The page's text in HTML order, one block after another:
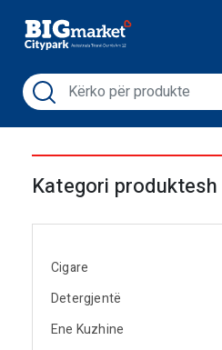
Kategori produktesh
Cigare
Detergjentë
Ene Kuzhine